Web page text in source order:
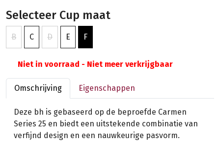
Selecteer Cup maat
B C D E F
Niet in voorraad - Niet meer verkrijgbaar
Omschrijving Eigenschappen
Deze bh is gebaseerd op de beproefde Carmen
Series 25 en biedt een uitstekende combinatie van
verfijnd design en een nauwkeurige pasvorm.